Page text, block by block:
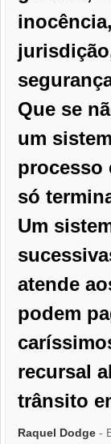
Que se
um
processo
só
Um
atende
podem
recursal
trânsito
Raquel Dodge -